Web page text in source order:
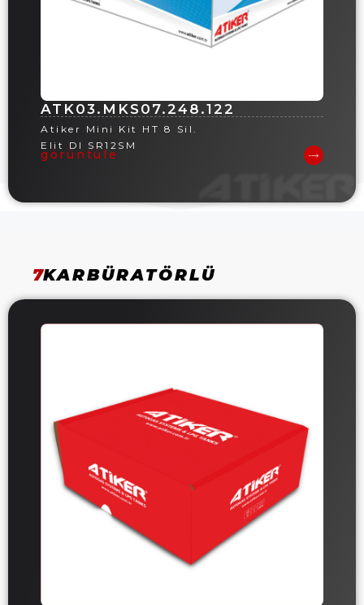
ATK03.MKS07.248.122
Atiker Mini Kit HT 8 Sil.
Elit DI SR12SM
görüntüle
7KARBÜRATÖRLÜ